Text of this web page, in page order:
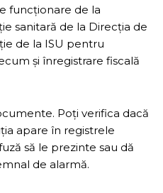
funcționare de la
sanitară de la Direcția de
de la ISU pentru
și înregistrare fiscală
Poți verifica dacă
apare în registrele
să le prezinte sau dă
de alarmă.